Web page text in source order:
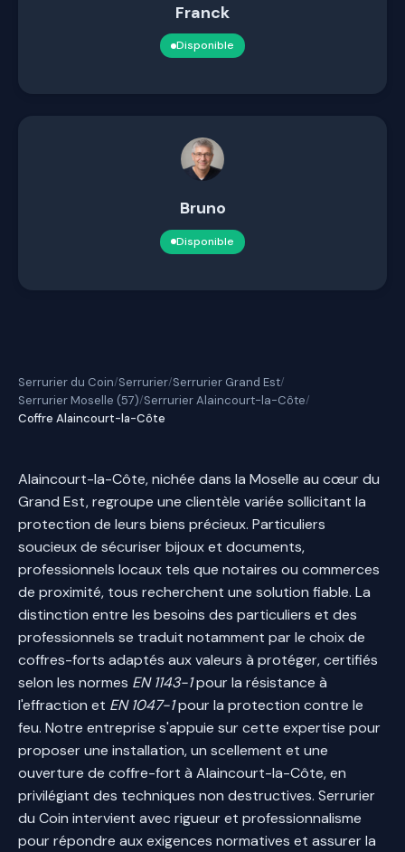
Franck
Disponible
Bruno
Disponible
Serrurier du Coin/Serrurier/Serrurier Grand Est/
Serrurier Moselle (57)/Serrurier Alaincourt-la-Côte/
Coffre Alaincourt-la-Côte
Alaincourt-la-Côte, nichée dans la Moselle au cœur du
Grand Est, regroupe une clientèle variée sollicitant la
protection de leurs biens précieux. Particuliers
soucieux de sécuriser bijoux et documents,
professionnels locaux tels que notaires ou commerces
de proximité, tous recherchent une solution fiable. La
distinction entre les besoins des particuliers et des
professionnels se traduit notamment par le choix de
coffres-forts adaptés aux valeurs à protéger, certifiés
selon les normes EN 1143-1pour la résistance à
l'effraction et EN 1047-1pour la protection contre le
feu. Notre entreprise s'appuie sur cette expertise pour
proposer une installation, un scellement et une
ouverture de coffre-fort à Alaincourt-la-Côte, en
privilégiant des techniques non destructives. Serrurier
du Coin intervient avec rigueur et professionnalisme
pour répondre aux exigences normatives et assurer la